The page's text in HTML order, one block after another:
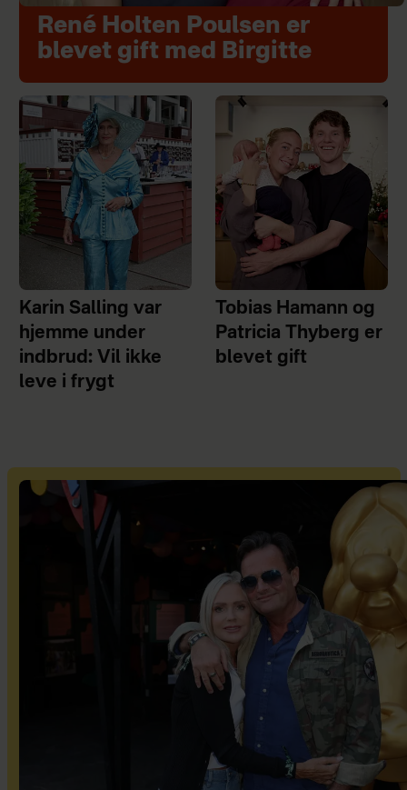
René Holten Poulsen er
blevet gift med Birgitte
Karin Salling var
hjemme under
indbrud: Vil ikke
leve i frygt
Tobias Hamann og
Patricia Thyberg er
blevet gift